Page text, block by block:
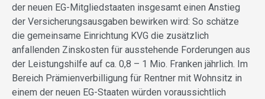
der neuen EG-Mitgliedstaaten insgesamt einen Anstieg
der Versicherungsausgaben bewirken wird: So schätze
die gemeinsame Einrichtung KVG die zusätzlich
anfallenden Zinskosten für ausstehende Forderungen aus
der Leistungshilfe auf ca. 0,8 – 1 Mio. Franken jährlich. Im
Bereich Prämienverbilligung für Rentner mit Wohnsitz in
einem der neuen EG-Staaten würden voraus­sichtlich